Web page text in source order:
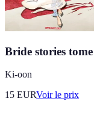
Bride stories
Ki-oon
15 EURVoir le prix